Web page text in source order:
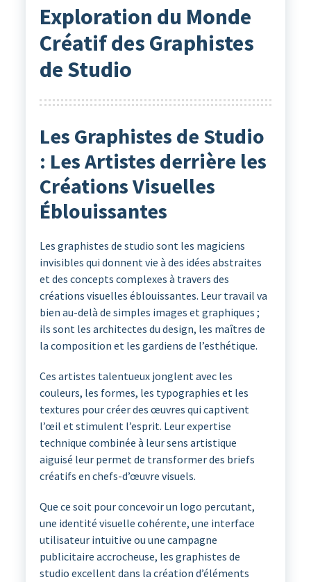
Exploration du Monde
Créatif des Graphistes
de Studio
Les Graphistes de Studio
: Les Artistes derrière les
Créations Visuelles
Éblouissantes
Les graphistes de studio sont les magiciens
invisibles qui donnent vie à des idées abstraites
et des concepts complexes à travers des
créations visuelles éblouissantes. Leur travail va
bien au-delà de simples images et graphiques ;
ils sont les architectes du design, les maîtres de
la composition et les gardiens de l’esthétique.
Ces artistes talentueux jonglent avec les
couleurs, les formes, les typographies et les
textures pour créer des œuvres qui captivent
l’œil et stimulent l’esprit. Leur expertise
technique combinée à leur sens artistique
aiguisé leur permet de transformer des briefs
créatifs en chefs-d’œuvre visuels.
Que ce soit pour concevoir un logo percutant,
une identité visuelle cohérente, une interface
utilisateur intuitive ou une campagne
publicitaire accrocheuse, les graphistes de
studio excellent dans la création d’éléments